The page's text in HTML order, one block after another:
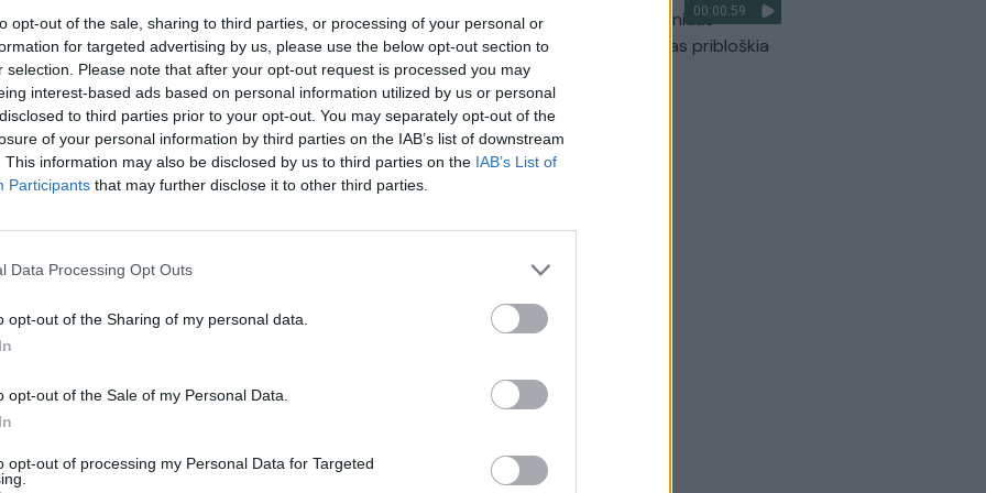
opt-out of the sale, sharing to third parties, or processing of your personal or
for targeted advertising by us, please use the below opt-out section to
selection. Please note that after your opt-out request is processed you may
interest-based ads based on personal information utilized by us or personal
to third parties prior to your opt-out. You may separately opt-out of the
of your personal information by third parties on the IAB’s list of downstream
This information may also be disclosed by us to third parties on the IAB’s List of
Participants that may further disclose it to other third parties.
Data Processing Opt Outs
opt-out of the Sharing of my personal data.
opt-out of the Sale of my Personal Data.
opt-out of processing my Personal Data for Targeted
Pagrobimas Teismas Skola
į
„Žinios“ 2026-08-08
00:00:59
Nufilmavo, kaip patvino Vilniaus
Vakarinis aplinkkelis: vaizdas pribloškia
Žinios